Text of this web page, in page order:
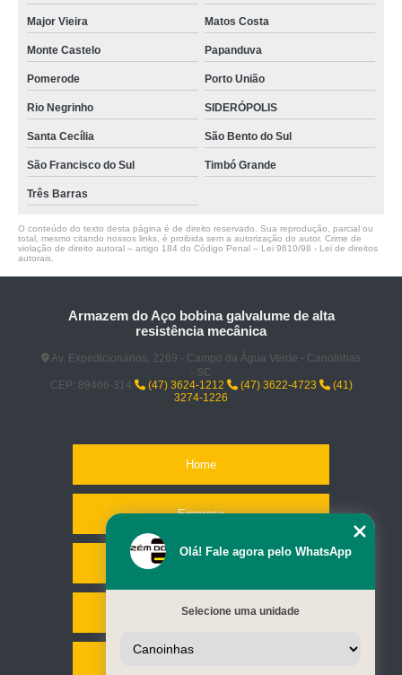
Major Vieira Matos Costa
Monte Castelo Papanduva
Pomerode Porto União
Rio Negrinho SIDERÓPOLIS
Santa Cecília São Bento do Sul
São Francisco do Sul Timbó Grande
Três Barras
O conteúdo do texto desta página é de direito reservado. Sua reprodução, parcial ou
total, mesmo citando nossos links, é proibida sem a autorização do autor. Crime de
violação de direito autoral – artigo 184 do Código Penal – Lei 9610/98 - Lei de direitos
autorais
Armazem do Aço bobina galvalume de alta
resistência mecânica
Av. Expedicionários, 2269 - Campo da Água Verde - Canoinhas
- SC
CEP: 89466-314
(47) 3624-1212 (47) 3622-4723
(41)
3274-1226
Home
Empresa
Serviços
Olá! Fale agora pelo WhatsApp
Selecione uma unidade